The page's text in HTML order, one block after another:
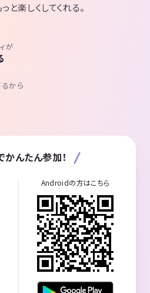
と楽しくしてくれる。
が
から
かんたん参加！
Androidの方はこちら